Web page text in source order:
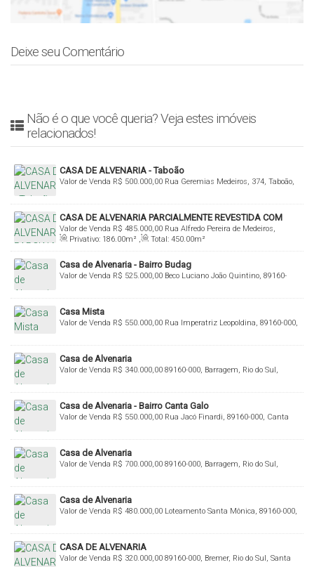
Deixe seu Comentário
Não é o que você queria? Veja estes imóveis
relacionados!
CASA DE ALVENARIA - Taboão
R$ 500.000,00
Valor de Venda
Rua Geremias Medeiros, 374, Taboão,
CASA DE ALVENARIA PARCIALMENTE REVESTIDA COM
MADEIRA NOBRE! COM 186,00 M² DE ÁREA CONSTRUÍDA
R$ 485.000,00
Valor de Venda
Rua Alfredo Pereira de Medeiros,
Budag, Rio do Sul, Santa Catarina, Brasil
Privativo: 186.00m² , Total: 450.00m²
Casa de Alvenaria - Bairro Budag
R$ 525.000,00
Valor de Venda
Beco Luciano João Quintino, 89160-
Casa Mista
R$ 550.000,00
Valor de Venda
Rua Imperatriz Leopoldina, 89160-000,
Casa de Alvenaria
R$ 340.000,00
Valor de Venda
89160-000, Barragem, Rio do Sul,
Casa de Alvenaria - Bairro Canta Galo
R$ 550.000,00
Valor de Venda
Rua Jacó Finardi, 89160-000, Canta
Casa de Alvenaria
R$ 700.000,00
Valor de Venda
89160-000, Barragem, Rio do Sul,
Casa de Alvenaria
R$ 480.000,00
Valor de Venda
Loteamento Santa Mônica, 89160-000,
CASA DE ALVENARIA
R$ 320.000,00
Valor de Venda
89160-000, Bremer, Rio do Sul, Santa